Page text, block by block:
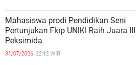
Mahasiswa prodi Pendidikan Seni
Pertunjukan Fkip UNIKI Raih Juara III
Peksimida
31/07/2026, 22:12 WIB